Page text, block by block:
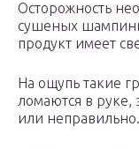
Осторожность
сушеных
продукт имеет
На ощупь такие
ломаются в руке,
или неправильно.